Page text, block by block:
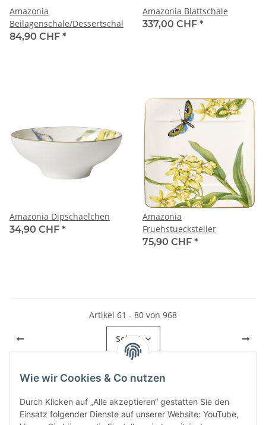
Amazonia
Beilagenschale/Dessertschale
84,90 CHF *
Amazonia Blattschale
337,00 CHF *
Amazonia Dipschaelchen
34,90 CHF *
Amazonia
Fruehstuecksteller
75,90 CHF *
Artikel 61 - 80 von 968
Seite4
Kategorien
Wie wir Cookies & Co nutzen
Durch Klicken auf „Alle akzeptieren“ gestatten Sie den
Einsatz folgender Dienste auf unserer Website: YouTube,